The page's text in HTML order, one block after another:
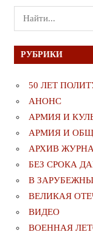
Поиск
для:
РУБРИКИ
50 ЛЕТ
АНОНС
АРМИЯ И
АРМИЯ И
АРХИВ
БЕЗ СРОКА
В
ВЕЛИКАЯ
ВИДЕО
ВОЕННАЯ